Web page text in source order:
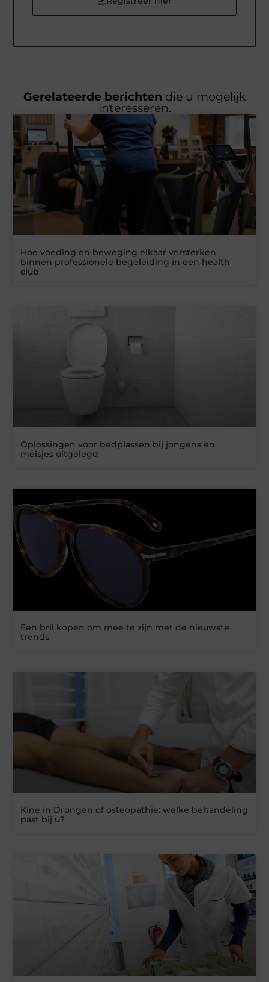
Gerelateerde berichten die u mogelijk
interesseren.
Hoe voeding en beweging elkaar versterken
binnen professionele begeleiding in een health
club
Oplossingen voor bedplassen bij jongens en
meisjes uitgelegd
Een bril kopen om mee te zijn met de nieuwste
trends
Kine in Drongen of osteopathie: welke behandeling
past bij u?